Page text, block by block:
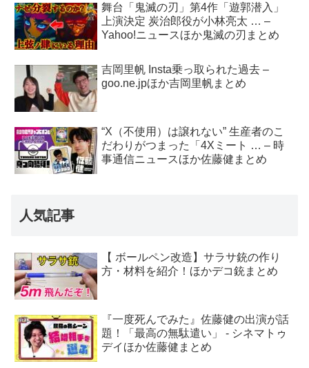
舞台「鬼滅の刃」第4作「遊郭潜入」
上演決定 炭治郎役が小林亮太 … –
Yahoo!ニュースほか鬼滅の刃まとめ
吉岡里帆 Insta乗っ取られた過去 –
goo.ne.jpほか吉岡里帆まとめ
“X（不使用）は譲れない” 生産者のこ
だわりがつまった「4Xミート … – 時
事通信ニュースほか佐藤健まとめ
人気記事
【 ボールペン改造】サラサ銃の作り
方・材料を紹介！ほかデコ銃まとめ
『一度死んでみた』佐藤健の出演が話
題！「最高の無駄遣い」 - シネマトゥ
デイほか佐藤健まとめ